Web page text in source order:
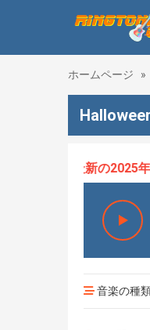
ホームページ »
HOT、最新の2025年
音楽の種